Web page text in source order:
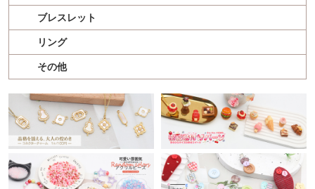
ブレスレット
リング
その他